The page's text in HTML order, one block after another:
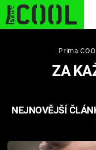
STARHOUSE
PLNEJ KOTEL
Prima
ZA
NEJNOVĚJŠÍ